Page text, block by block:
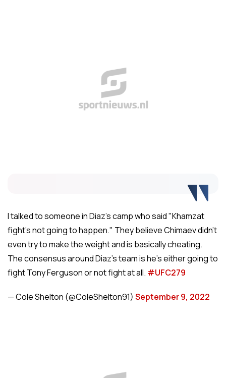
I talked to someone in Diaz's camp who said "Khamzat
fight's not going to happen." They believe Chimaev didn't
even try to make the weight and is basically cheating.
The consensus around Diaz's team is he's either going to
fight Tony Ferguson or not fight at all. #UFC279
— Cole Shelton (@ColeShelton91) September 9, 2022